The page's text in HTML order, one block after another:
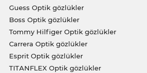
Guess Optik gözlükler
Boss Optik gözlükler
Tommy Hilfiger Optik gözlükler
Carrera Optik gözlükler
Esprit Optik gözlükler
TITANFLEX Optik gözlükler